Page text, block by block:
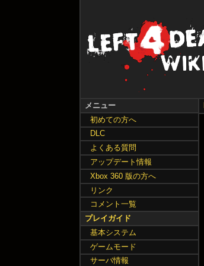
メニュー
初めての方へ
DLC
よくある質問
アップデート情報
Xbox 360 版の方へ
リンク
コメント一覧
プレイガイド
基本システム
ゲームモード
サーバ情報